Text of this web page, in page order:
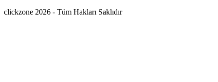
clickzone 2026 - Tüm Hakları Saklıdır